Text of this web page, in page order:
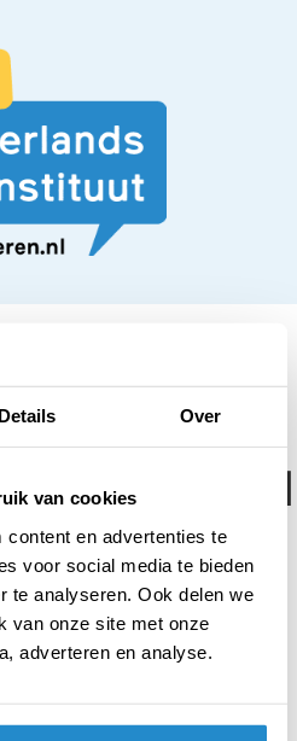
Details Over
van cookies
en advertenties te
voor social media te bieden
te analyseren. Ook delen we
van onze site met onze
adverteren en analyse.
carnaval
als je
bent